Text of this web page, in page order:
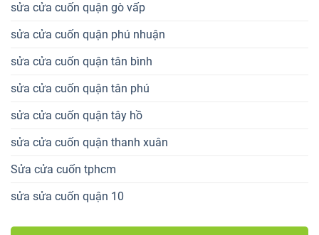
sửa cửa cuốn quận gò vấp
sửa cửa cuốn quận phú nhuận
sửa cửa cuốn quận tân bình
sửa cửa cuốn quận tân phú
sửa cửa cuốn quận tây hồ
sửa cửa cuốn quận thanh xuân
Sửa cửa cuốn tphcm
sửa sửa cuốn quận 10